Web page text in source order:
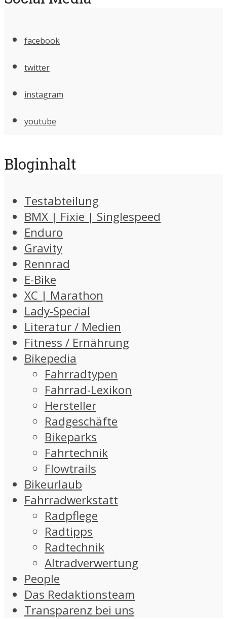
facebook
twitter
instagram
youtube
Bloginhalt
Testabteilung
BMX | Fixie | Singlespeed
Enduro
Gravity
Rennrad
E-Bike
XC | Marathon
Lady-Special
Literatur / Medien
Fitness / Ernährung
Bikepedia
Fahrradtypen
Fahrrad-Lexikon
Hersteller
Radgeschäfte
Bikeparks
Fahrtechnik
Flowtrails
Bikeurlaub
Fahrradwerkstatt
Radpflege
Radtipps
Radtechnik
Altradverwertung
People
Das Redaktionsteam
Transparenz bei uns